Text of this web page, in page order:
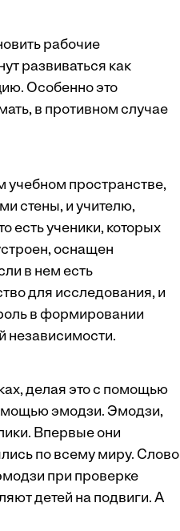
рабочие
развиваться как
Особенно это
в противном случае
учебном пространстве,
стены, и учителю,
есть ученики, которых
оснащен
в нем есть
для исследования, и
в формировании
независимости.
делая это с помощью
эмодзи. Эмодзи,
Впервые они
по всему миру. Слово
при проверке
детей на подвиги. А